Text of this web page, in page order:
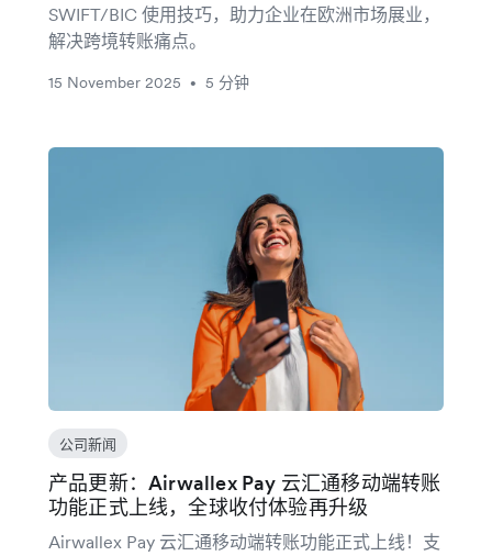
SWIFT/BIC 使用技巧，助力企业在欧洲市场展业，
解决跨境转账痛点。
15 November 2025 • 5 分钟
公司新闻
产品更新：Airwallex Pay 云汇通移动端转账
功能正式上线，全球收付体验再升级
Airwallex Pay 云汇通移动端转账功能正式上线！支